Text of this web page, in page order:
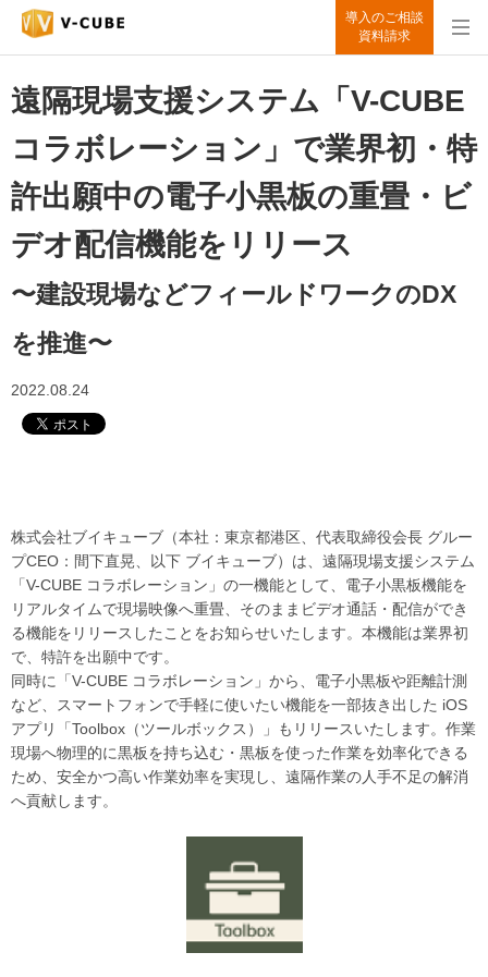
導入のご相談
資料請求
遠隔現場支援システム「V-CUBE
コラボレーション」で業界初・特
許出願中の電子小黒板の重畳・ビ
デオ配信機能をリリース
〜建設現場などフィールドワークのDX
を推進〜
2022.08.24
株式会社ブイキューブ（本社：東京都港区、代表取締役会長 グルー
プCEO：間下直晃、以下 ブイキューブ）は、遠隔現場支援システム
「V-CUBE コラボレーション」の一機能として、電子小黒板機能を
リアルタイムで現場映像へ重畳、そのままビデオ通話・配信ができ
る機能をリリースしたことをお知らせいたします。本機能は業界初
で、特許を出願中です。
同時に「V-CUBE コラボレーション」から、電子小黒板や距離計測
など、スマートフォンで手軽に使いたい機能を一部抜き出した iOS
アプリ「Toolbox（ツールボックス）」もリリースいたします。作業
現場へ物理的に黒板を持ち込む・黒板を使った作業を効率化できる
ため、安全かつ高い作業効率を実現し、遠隔作業の人手不足の解消
へ貢献します。